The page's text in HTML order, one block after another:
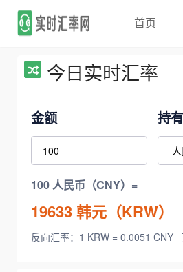
首页
今日实时汇率
金额 持有
100 人民币（CNY）=
19633韩元（KRW）
反向汇率：1 KRW = 0.0051 CNY